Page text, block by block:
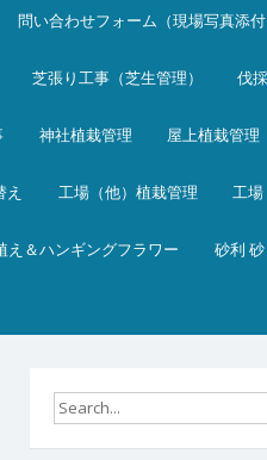
問い合わせフォーム（現場写真添付
芝張り工事（芝生管理） 伐
神社植栽管理 屋上植栽管理
工場（他）植栽管理 工
え＆ハンギングフラワー 砂利